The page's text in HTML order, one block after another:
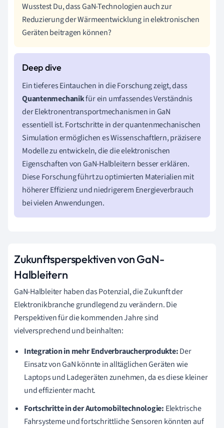
Wusstest Du, dass GaN-Technologien auch zur
Reduzierung der Wärmeentwicklung in elektronischen
Geräten beitragen können?
Ein tieferes Eintauchen in die Forschung zeigt, dass
Quantenmechanikfür ein umfassendes Verständnis
der Elektronentransportmechanismen in GaN
essentiell ist. Fortschritte in der quantenmechanischen
Simulation ermöglichen es Wissenschaftlern, präzisere
Modelle zu entwickeln, die die elektronischen
Eigenschaften von GaN-Halbleitern besser erklären.
Diese Forschung führt zu optimierten Materialien mit
höherer Effizienz und niedrigerem Energieverbrauch
bei vielen Anwendungen.
Zukunftsperspektiven von GaN-
Halbleitern
GaN-Halbleiter haben das Potenzial, die Zukunft der
Elektronikbranche grundlegend zu verändern. Die
Perspektiven für die kommenden Jahre sind
vielversprechend und beinhalten:
Integration in mehr Endverbraucherprodukte:Der
Einsatz von GaN könnte in alltäglichen Geräten wie
Laptops und Ladegeräten zunehmen, da es diese kleiner
und effizienter macht.
Fortschritte in der Automobiltechnologie: Elektrische
Fahrsysteme und fortschrittliche Sensoren könnten auf